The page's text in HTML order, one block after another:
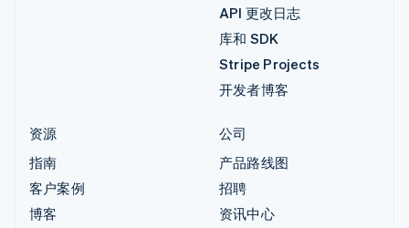
API 更改日志
库和 SDK
Stripe Projects
开发者博客
资源
指南
客户案例
博客
公司
产品路线图
招聘
资讯中心